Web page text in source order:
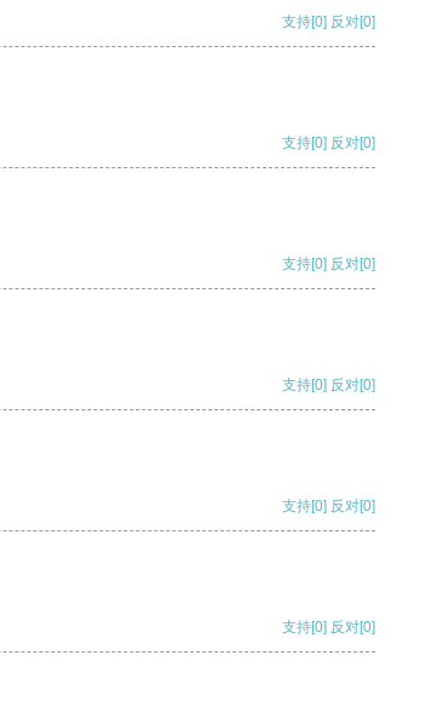
支持[0] 反对[0]
支持[0] 反对[0]
支持[0] 反对[0]
支持[0] 反对[0]
支持[0] 反对[0]
支持[0] 反对[0]